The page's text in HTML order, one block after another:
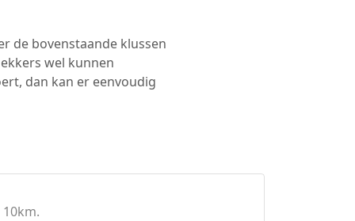
de bovenstaande klussen
wel kunnen
dan kan er eenvoudig